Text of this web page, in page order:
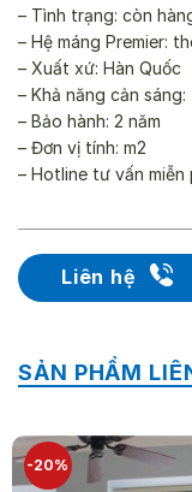
Liên hệ
– Tình trạng: còn
– Hệ máng Premier:
– Xuất xứ: Hàn Quốc
– Khả năng cản
– Bảo hành: 2 năm
– Đơn vị tính: m2
– Hotline tư vấn miễn
SẢN PHẨM
-20%